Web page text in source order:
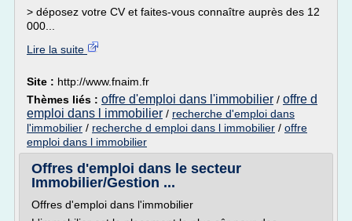
> déposez votre CV et faites-vous connaître auprès des 12
000...
Lire la suite
Site : http://www.fnaim.fr
Thèmes liés : offre d'emploi dans l'immobilier / offre d
emploi dans l immobilier / recherche d'emploi dans
l'immobilier / recherche d emploi dans l immobilier / offre
emploi dans l immobilier
Offres d'emploi dans le secteur
Immobilier/Gestion ...
Offres d'emploi dans l'immobilier